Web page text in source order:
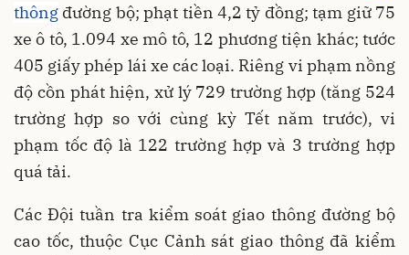
thông đường bộ; phạt tiền 4,2 tỷ đồng; tạm giữ 75
xe ô tô, 1.094 xe mô tô, 12 phương tiện khác; tước
405 giấy phép lái xe các loại. Riêng vi phạm nồng
độ cồn phát hiện, xử lý 729 trường hợp (tăng 524
trường hợp so với cùng kỳ Tết năm trước), vi
phạm tốc độ là 122 trường hợp và 3 trường hợp
quá tải.
Các Đội tuần tra kiểm soát giao thông đường bộ
cao tốc, thuộc Cục Cảnh sát giao thông đã kiểm